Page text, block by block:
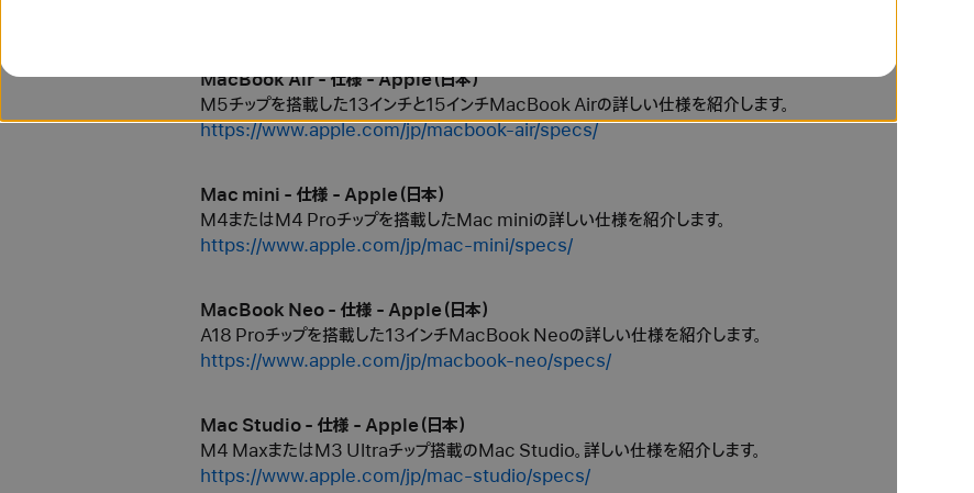
MacBook Air - 仕様 - Apple（日本）
M5チップを搭載した13インチと15インチMacBook Airの詳しい仕様を紹介します。
https://www.apple.com/jp/macbook-air/specs/
Mac mini - 仕様 - Apple（日本）
M4またはM4 Proチップを搭載したMac miniの詳しい仕様を紹介します。
https://www.apple.com/jp/mac-mini/specs/
MacBook Neo - 仕様 - Apple（日本）
A18 Proチップを搭載した13インチMacBook Neoの詳しい仕様を紹介します。
https://www.apple.com/jp/macbook-neo/specs/
Mac Studio - 仕様 - Apple（日本）
M4 MaxまたはM3 Ultraチップ搭載のMac Studio。詳しい仕様を紹介します。
https://www.apple.com/jp/mac-studio/specs/